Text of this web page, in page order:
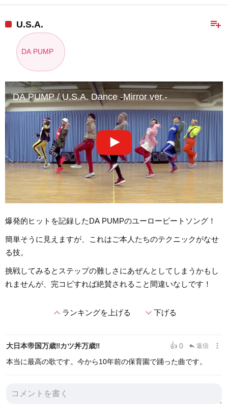
playlist_add
U.S.A.
DA PUMP
DA PUMP / U.S.A. Dance -Mirror ver.-
爆発的ヒットを記録したDA PUMPのユーロービートソング！
簡単そうに見えますが、これはご本人たちのテクニックがなせ
る技。
挑戦してみるとステップの難しさにあぜんとしてしまうかもし
れませんが、完コピすれば絶賛されること間違いなしです！
expand_lessランキングを上げる expand_more下げる
大日本帝国万歳‼︎カツ丼万歳‼︎ 👍 0 reply 返信 more_vert
本当に最高の歌です。今から10年前の保育園で踊った曲です。